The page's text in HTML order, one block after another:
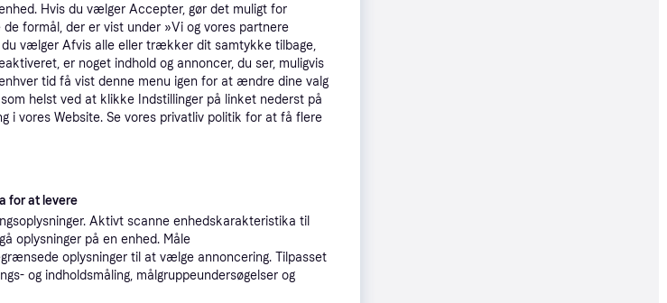
Promoveret
39 kr. fragt,1-2 dage 606 kr.
Eller 202 kr./md.
Laveste pris
Købsgaranti
Hvis du vælger Accepter, gør det muligt for
formål, der er vist under »Vi og vores partnere
vælger Afvis alle eller trækker dit samtykke tilbage,
er noget indhold og annoncer, du ser, muligvis
tid få vist denne menu igen for at ændre dine valg
helst ved at klikke Indstillinger på linket nederst på
i vores Website. Se vores privatliv politik for at få flere
for at levere
Aktivt scanne enhedskarakteristika til
oplysninger på en enhed. Måle
oplysninger til at vælge annoncering. Tilpasset
og indholdsmåling, målgruppeundersøgelser og